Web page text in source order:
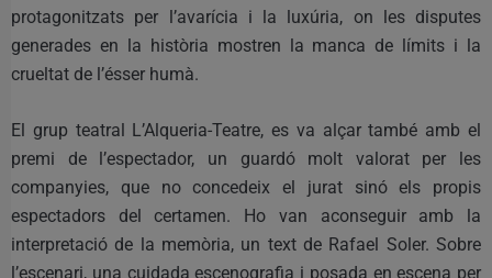
protagonitzats per l’avarícia i la luxúria, on les disputes
generades en la història mostren la manca de límits i la
crueltat de l’ésser humà.
El grup teatral L’Alqueria-Teatre, es va alçar també amb el
premi de l’espectador, un guardó molt valorat per les
companyies, que no concedeix el jurat sinó els propis
espectadors del certamen. Ho van aconseguir amb la
interpretació de la memòria, un text de Rafael Soler. Sobre
l’escenari, una cuidada escenografia i posada en escena per